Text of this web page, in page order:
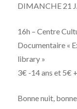
DIMANCHE 21
16h – Centre
Documentaire «
library »
3€ -14 ans et 5€
Bonne nuit,